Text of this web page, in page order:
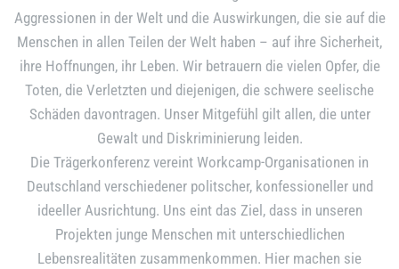
Aggressionen in der Welt und die Auswirkungen, die sie auf die
Menschen in allen Teilen der Welt haben – auf ihre Sicherheit,
ihre Hoffnungen, ihr Leben. Wir betrauern die vielen Opfer, die
Toten, die Verletzten und diejenigen, die schwere seelische
Schäden davontragen. Unser Mitgefühl gilt allen, die unter
Gewalt und Diskriminierung leiden.
Die Trägerkonferenz vereint Workcamp-Organisationen in
Deutschland verschiedener politscher, konfessioneller und
ideeller Ausrichtung. Uns eint das Ziel, dass in unseren
Projekten junge Menschen mit unterschiedlichen
Lebensrealitäten zusammenkommen. Hier machen sie